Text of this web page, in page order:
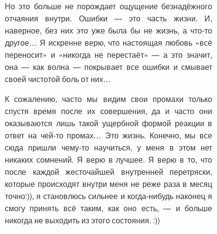
Но это больше не порождает ощущение безнадёжного
отчаяния внутри. Ошибки — это часть жизни. И,
наверное, без них это уже была бы не жизнь, а что-то
другое… Я искренне верю, что настоящая любовь «всё
переносит» и «никогда не перестаёт» — а это значит,
она — как волна — покрывает все ошибки и смывает
своей чистотой боль от них…
К сожалению, часто мы видим свои промахи только
спустя время после их совершения, да и часто они
оказываются лишь такой ущербной формой реакции в
ответ на чей-то промах… Это жизнь. Конечно, мы все
сюда пришли чему-то научиться, у меня в этом нет
никаких сомнений. Я верю в лучшее. Я верю в то, что
после каждой жесточайшей внутренней перетряски,
которые происходят внутри меня не реже раза в месяц
точно:)), я становлюсь сильнее и когда-нибудь наконец я
смогу принять всё таким, как оно есть, — и больше
никогда не выходить из этого состояния. :))